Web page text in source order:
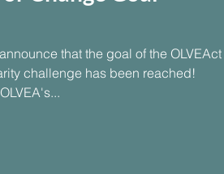
that the goal of the OLVEAct
challenge has been reached!